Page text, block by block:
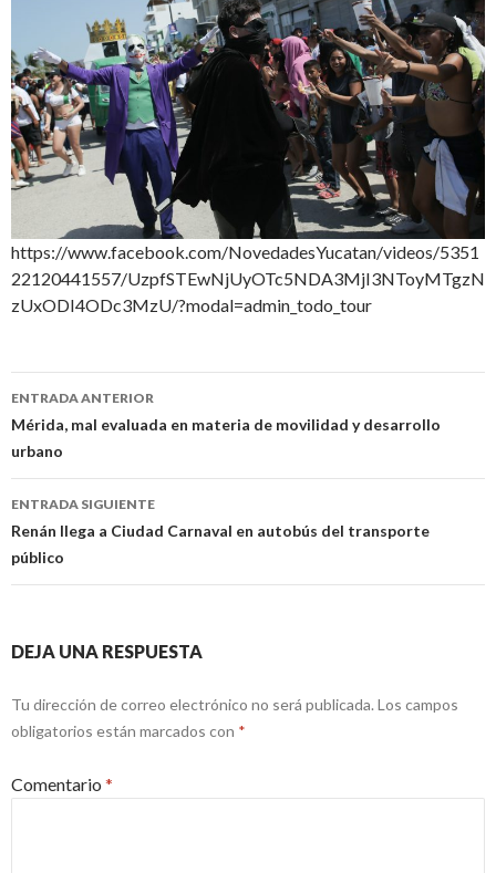
https://www.facebook.com/NovedadesYucatan/videos/5351
22120441557/UzpfSTEwNjUyOTc5NDA3MjI3NToyMTgzN
zUxODI4ODc3MzU/?modal=admin_todo_tour
Navegación
de
entradas
ENTRADA ANTERIOR
Mérida, mal evaluada en materia de movilidad y desarrollo
urbano
ENTRADA SIGUIENTE
Renán llega a Ciudad Carnaval en autobús del transporte
público
DEJA UNA RESPUESTA
Tu dirección de correo electrónico no será publicada. Los campos
obligatorios están marcados con *
Comentario *